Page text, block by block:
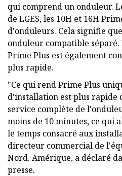
qui comprend un onduleur.
de LGES, les 10H et 16H
d'onduleurs. Cela signifie
onduleur compatible séparé.
Prime Plus est également
plus rapide.
"Ce qui rend Prime Plus
d'installation est plus rapide
service complète de
moins de 10 minutes, ce qui
le temps consacré aux
directeur commercial de
Nord. Amérique, a déclaré
presse.